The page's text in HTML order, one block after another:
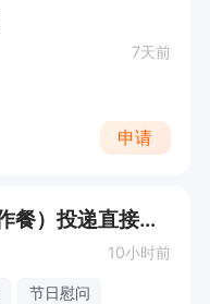
7天前
申请
洗碗执碗阿姨 多名（包工作餐）投递直接联系我
10小时前
节日慰问